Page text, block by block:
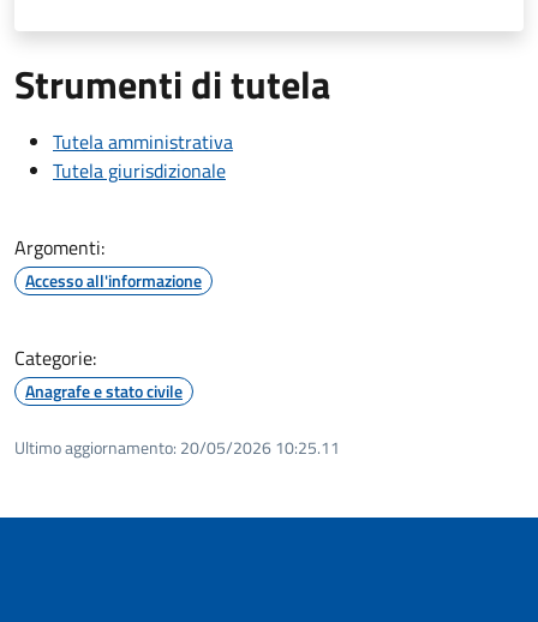
Strumenti di tutela
Tutela amministrativa
Tutela giurisdizionale
Argomenti:
Accesso all'informazione
Categorie:
Anagrafe e stato civile
Ultimo aggiornamento: 20/05/2026 10:25.11